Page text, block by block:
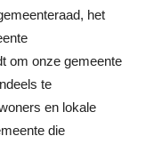
het
om onze gemeente
te
en lokale
die